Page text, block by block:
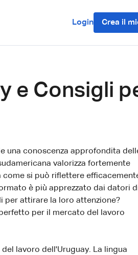
Login Crea il
e Consigli
una conoscenza approfondita
valorizza fortemente
come si può riflettere
è più apprezzato dai datori
per attirare la loro attenzione?
per il mercato del lavoro
lavoro dell'Uruguay. La lingua